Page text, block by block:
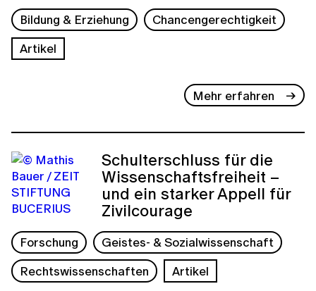
Bildung & Erziehung
Chancengerechtigkeit
Artikel
Mehr erfahren
Schulterschluss für die
Wissenschaftsfreiheit –
und ein starker Appell für
Zivilcourage
Forschung
Geistes- & Sozialwissenschaft
Rechtswissenschaften
Artikel